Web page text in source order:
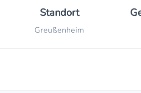
Standort
Greußen­heim